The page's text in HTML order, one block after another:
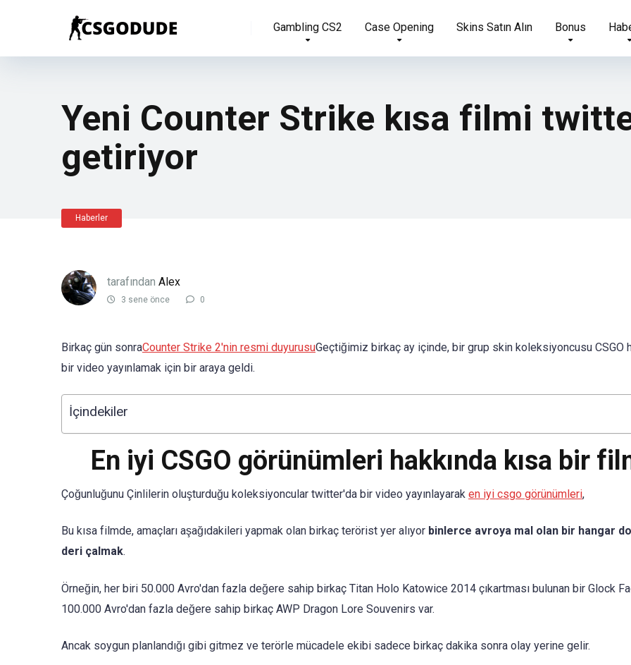
Gambling CS2 Case Opening Skins Satın Alın Bonus
Yeni Counter Strike kısa filmi
getiriyor
Haberler
tarafından Alex
3 sene önce 0
Birkaç gün sonraCounter Strike 2'nin resmi duyurusuGeçtiğimiz birkaç ay içinde, bir grup skin koleksiyoncusu CSGO
bir video yayınlamak için bir araya geldi.
İçindekiler
En iyi CSGO görünümleri hakkında kısa bir
Çoğunluğunu Çinlilerin oluşturduğu koleksiyoncular twitter'da bir video yayınlayarak en iyi csgo görünümleri,
Bu kısa filmde, amaçları aşağıdakileri yapmak olan birkaç terörist yer alıyor binlerce avroya mal olan bir hangar
deri çalmak.
Örneğin, her biri 50.000 Avro'dan fazla değere sahip birkaç Titan Holo Katowice 2014 çıkartması bulunan bir Glock
100.000 Avro'dan fazla değere sahip birkaç AWP Dragon Lore Souvenirs var.
Ancak soygun planlandığı gibi gitmez ve terörle mücadele ekibi sadece birkaç dakika sonra olay yerine gelir.